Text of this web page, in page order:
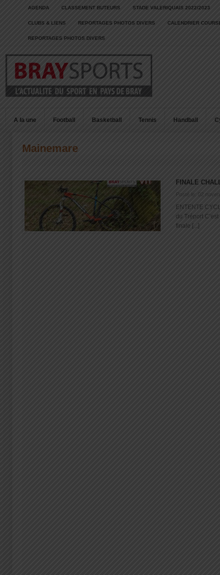
AGENDA CLASSEMENT BUTEURS STADE VALERIQUAIS 2022/2023
CLUBS & LIENS REPORTAGES PHOTOS DIVERS CALENDRIER
REPORTAGES PHOTOS DIVERS
A la une Football Basketball Tennis Handball
Mainemare
FINALE
Posté le: 02
ENTENTE
du Tréport
finale [...]